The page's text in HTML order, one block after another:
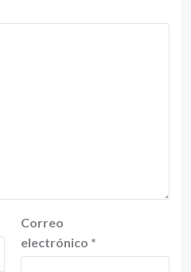
Correo
electrónico *